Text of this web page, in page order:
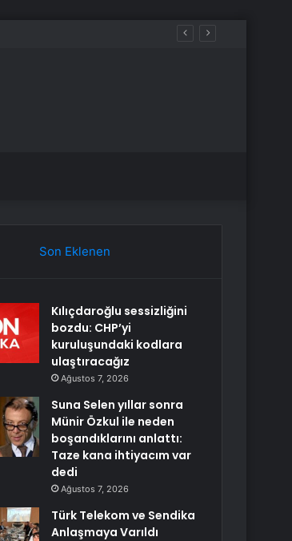
Son Eklenen
Kılıçdaroğlu sessizliğini
bozdu: CHP’yi
kuruluşundaki kodlara
ulaştıracağız
Ağustos 7, 2026
Suna Selen yıllar sonra
Münir Özkul ile neden
boşandıklarını anlattı:
Taze kana ihtiyacım var
dedi
Ağustos 7, 2026
Türk Telekom ve Sendika
Anlaşmaya Varıldı